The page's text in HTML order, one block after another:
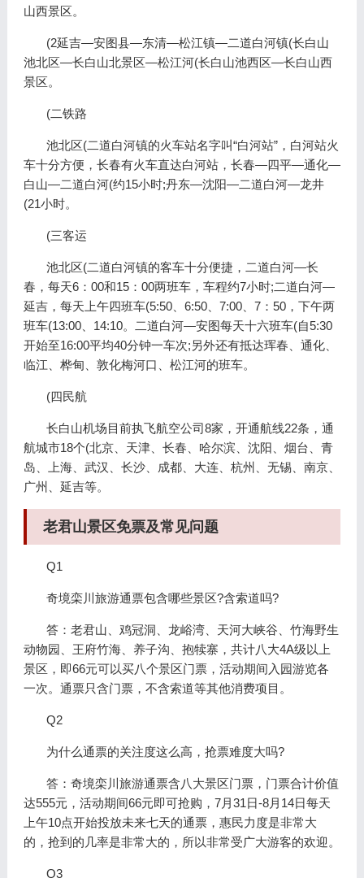
山西景区。
(2延吉—安图县—东清—松江镇—二道白河镇(长白山
池北区—长白山北景区—松江河(长白山池西区—长白山西
景区。
(二铁路
池北区(二道白河镇的火车站名字叫“白河站”，白河站火
车十分方便，长春有火车直达白河站，长春—四平—通化—
白山—二道白河(约15小时;丹东—沈阳—二道白河—龙井
(21小时。
(三客运
池北区(二道白河镇的客车十分便捷，二道白河—长
春，每天6：00和15：00两班车，车程约7小时;二道白河—
延吉，每天上午四班车(5:50、6:50、7:00、7：50，下午两
班车(13:00、14:10。二道白河—安图每天十六班车(自5:30
开始至16:00平均40分钟一车次;另外还有抵达珲春、通化、
临江、桦甸、敦化梅河口、松江河的班车。
(四民航
长白山机场目前执飞航空公司8家，开通航线22条，通
航城市18个(北京、天津、长春、哈尔滨、沈阳、烟台、青
岛、上海、武汉、长沙、成都、大连、杭州、无锡、南京、
广州、延吉等。
老君山景区免票及常见问题
Q1
奇境栾川旅游通票包含哪些景区?含索道吗?
答：老君山、鸡冠洞、龙峪湾、天河大峡谷、竹海野生
动物园、王府竹海、养子沟、抱犊寨，共计八大4A级以上
景区，即66元可以买八个景区门票，活动期间入园游览各
一次。通票只含门票，不含索道等其他消费项目。
Q2
为什么通票的关注度这么高，抢票难度大吗?
答：奇境栾川旅游通票含八大景区门票，门票合计价值
达555元，活动期间66元即可抢购，7月31日-8月14日每天
上午10点开始投放未来七天的通票，惠民力度是非常大
的，抢到的几率是非常大的，所以非常受广大游客的欢迎。
Q3